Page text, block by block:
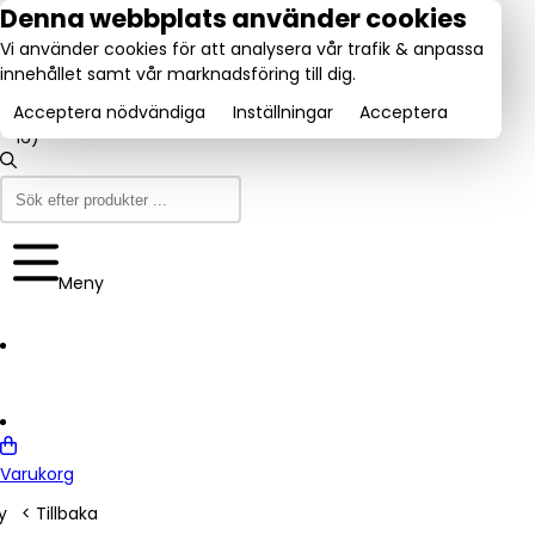
tel:
160840
(9-12
& 13-
16)
Trustpilot
Utmärkt:
4.6/5
Meny
Varukorg
< Tillbaka
Denna webbplats använder cookies
Vi använder cookies för att analysera vår trafik & anpassa
innehållet samt vår marknadsföring till dig.
Acceptera nödvändiga
Inställningar Acceptera